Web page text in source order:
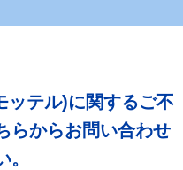
ッテル)に関するご不
らからお問い合わせ
。